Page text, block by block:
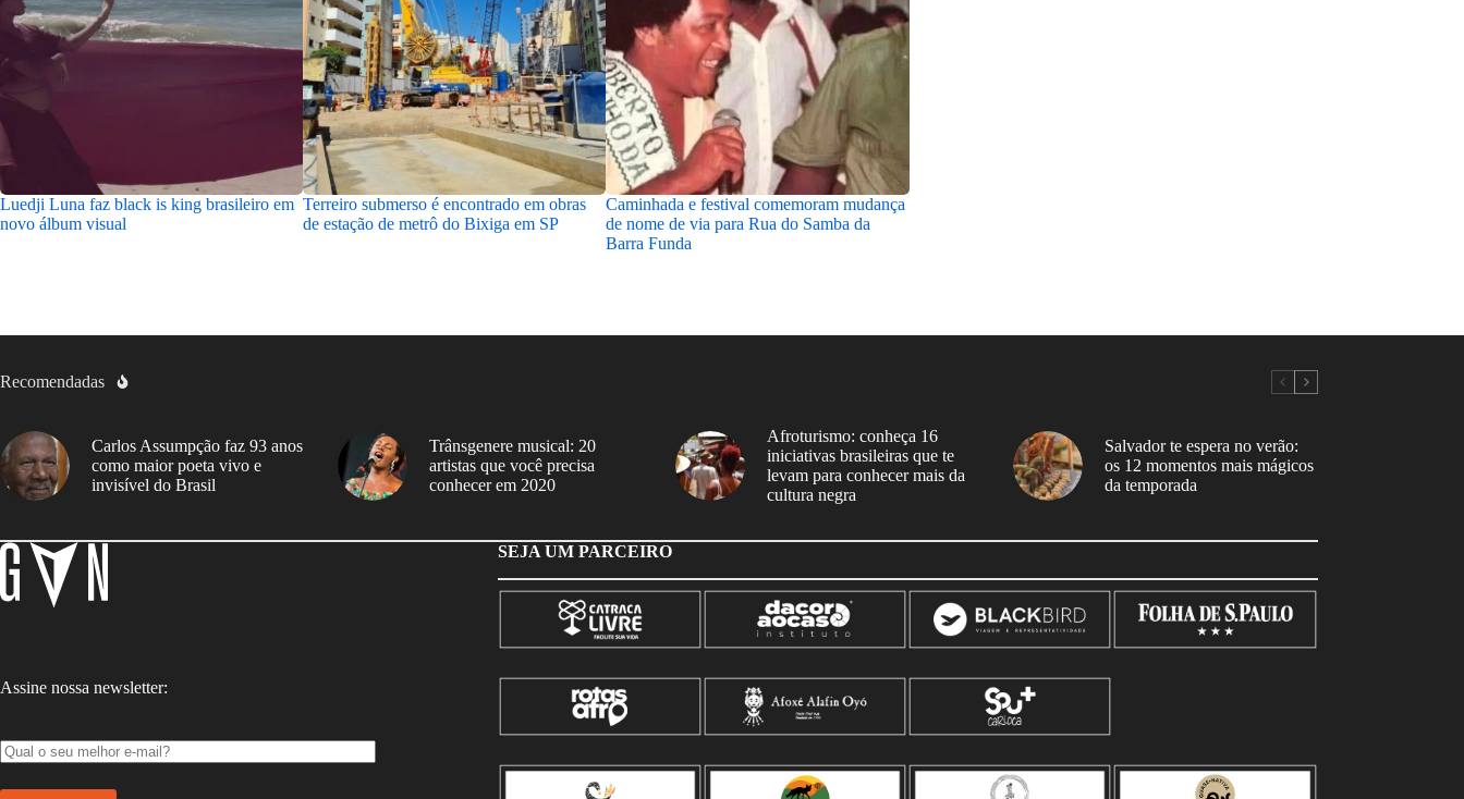
Luedji Luna faz black is king brasileiro em
novo álbum visual
Terreiro submerso é encontrado em obras
de estação de metrô do Bixiga em SP
Caminhada e festival comemoram mudança
de nome de via para Rua do Samba da
Barra Funda
Recomendadas
Carlos Assumpção faz 93 anos
como maior poeta vivo e
invisível do Brasil
Trânsgenere musical: 20
artistas que você precisa
conhecer em 2020
Afroturismo: conheça 16
iniciativas brasileiras que te
levam para conhecer mais da
cultura negra
Salvador te espera no verão:
os 12 momentos mais mágicos
da temporada
Assine nossa newsletter:
SEJA UM PARCEIRO